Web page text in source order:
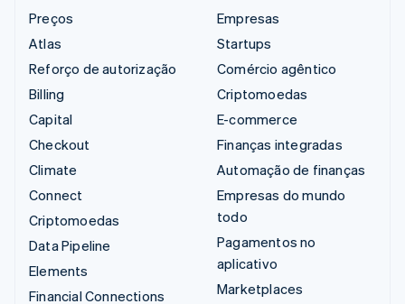
Preços
Atlas
Reforço de autorização
Billing
Capital
Checkout
Climate
Connect
Criptomoedas
Data Pipeline
Elements
Financial Connections
Empresas
Startups
Comércio agêntico
Criptomoedas
E-commerce
Finanças integradas
Automação de finanças
Empresas do mundo
todo
Pagamentos no
aplicativo
Marketplaces